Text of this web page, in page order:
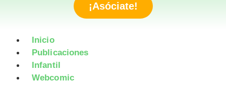
¡Asóciate!
Inicio
Publicaciones
Infantil
Webcomic